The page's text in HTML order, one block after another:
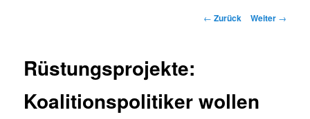
Beitragsnavigation
← Zurück Weiter →
Rüstungsprojekte:
Koalitionspolitiker wollen